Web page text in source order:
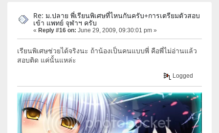
Re: ม.ปลาย พี่เรียนพิเศษที่ไหนกันครับ+การเตรียมตัวสอบ
เข้า แพทย์ จุฬาฯ ครับ
« Reply #16 on: June 29, 2009, 09:30:01 pm »
เรียนพิเศษช่วยได้จริงนะ ถ้าน้องเป็นคนแบบพี่ คือพี่ไม่อ่านแล้ว
สอบติด แค่นั้นแหล่ะ
Logged